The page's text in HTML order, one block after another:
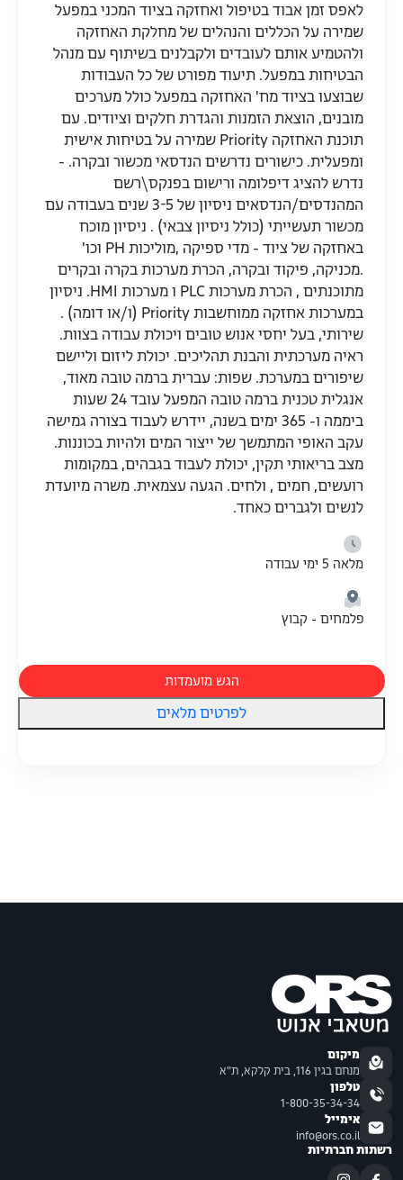
לאפס זמן אבוד בטיפול ואחזקה בציוד המכני במפעל
שמירה על הכללים והנהלים של מחלקת האחזקה
ולהטמיע אותם לעובדים ולקבלנים בשיתוף עם מנהל
הבטיחות במפעל. תיעוד מפורט של כל העבודות
שבוצעו בציוד מח' האחזקה במפעל כולל מערכים
מובנים, הוצאת הזמנות והגדרת חלקים וציודים. עם
תוכנת האחזקה Priority שמירה על בטיחות אישית
ומפעלית. כישורים נדרשים הנדסאי מכשור ובקרה. -
נדרש להציג דיפלומה ורישום בפנקס\רשם
המהנדסים/הנדסאים ניסיון של 3-5 שנים בעבודה עם
מכשור תעשייתי (כולל ניסיון צבאי) . ניסיון מוכח
באחזקה של ציוד - מדי ספיקה ,מוליכות PH וכו'
.מכניקה, פיקוד ובקרה, הכרת מערכות בקרה ובקרים
מתוכנתים , הכרת מערכות PLC ו מערכות HMI. ניסיון
במערכות אחזקה ממוחשבות Priority (ו/או דומה) .
שירותי, בעל יחסי אנוש טובים ויכולת עבודה בצוות.
ראיה מערכתית והבנת תהליכים. יכולת ליזום וליישם
שיפורים במערכת. שפות: עברית ברמה טובה מאוד,
אנגלית טכנית ברמה טובה המפעל עובד 24 שעות
ביממה ו- 365 ימים בשנה, יידרש לעבוד בצורה גמישה
עקב האופי המתמשך של ייצור המים ולהיות בכוננות.
מצב בריאותי תקין, יכולת לעבוד בגבהים, במקומות
רועשים, חמים , ולחים. הגעה עצמאית. משרה מיועדת
לנשים ולגברים כאחד.
מלאה 5 ימי עבודה
פלמחים - קבוץ
הגש מועמדות
לפרטים מלאים
מיקום
מנחם בגין 116, בית קלקא, ת"א
טלפון
1-800-35-34-34
אימייל
info@ors.co.il
רשתות חברתיות